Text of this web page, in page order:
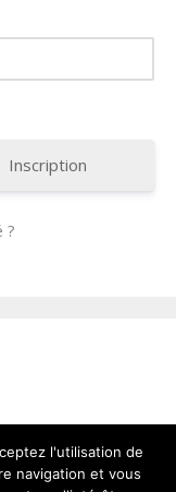
Inscription
?
l'utilisation de
navigation et vous